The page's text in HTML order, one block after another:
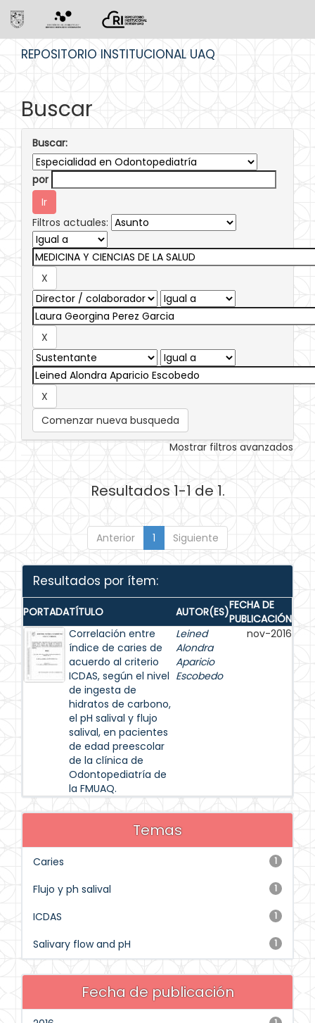
REPOSITORIO INSTITUCIONAL UAQ
Buscar
Buscar:
por
Filtros actuales:
Comenzar nueva busqueda
Mostrar filtros avanzados
Resultados 1-1 de 1.
Anterior 1 Siguiente
Resultados por ítem:
PORTADATÍTULO AUTOR(ES)FECHA DE
PUBLICACIÓN
Correlación entre
índice de caries de
acuerdo al criterio
ICDAS, según el nivel
de ingesta de
hidratos de carbono,
el pH salival y flujo
salival, en pacientes
de edad preescolar
de la clínica de
Odontopediatría de
la FMUAQ.
Leined
Alondra
Aparicio
Escobedo
nov-2016
Temas
1
Caries
1
Flujo y ph salival
1
ICDAS
1
Salivary flow and pH
Fecha de publicación